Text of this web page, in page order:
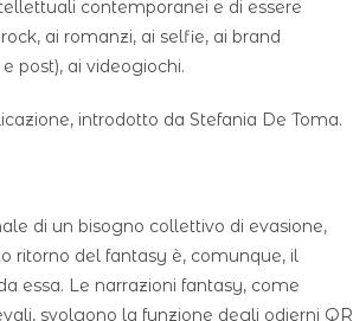
contemporanei e di essere
ai romanzi, ai selfie, ai brand
post), ai videogiochi.
introdotto da Stefania De Toma.
di un bisogno collettivo di evasione,
ritorno del fantasy è, comunque, il
essa. Le narrazioni fantasy, come
svolgono la funzione degli odierni QR